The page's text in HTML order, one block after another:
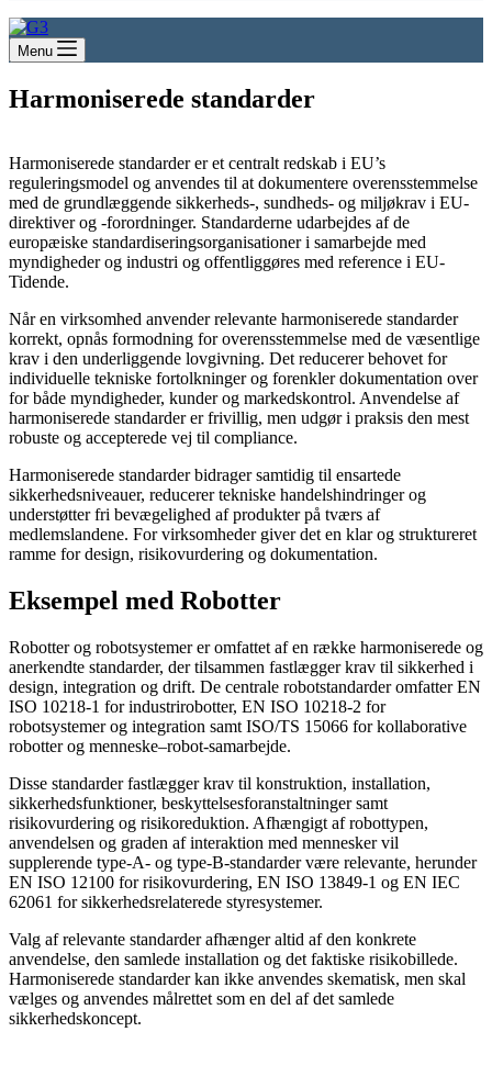
Menu
Harmoniserede standarder
Harmoniserede standarder er et centralt redskab i EU’s
reguleringsmodel og anvendes til at dokumentere overensstemmelse
med de grundlæggende sikkerheds-, sundheds- og miljøkrav i EU-
direktiver og -forordninger. Standarderne udarbejdes af de
europæiske standardiseringsorganisationer i samarbejde med
myndigheder og industri og offentliggøres med reference i EU-
Tidende.
Når en virksomhed anvender relevante harmoniserede standarder
korrekt, opnås formodning for overensstemmelse med de væsentlige
krav i den underliggende lovgivning. Det reducerer behovet for
individuelle tekniske fortolkninger og forenkler dokumentation over
for både myndigheder, kunder og markedskontrol. Anvendelse af
harmoniserede standarder er frivillig, men udgør i praksis den mest
robuste og accepterede vej til compliance.
Harmoniserede standarder bidrager samtidig til ensartede
sikkerhedsniveauer, reducerer tekniske handelshindringer og
understøtter fri bevægelighed af produkter på tværs af
medlemslandene. For virksomheder giver det en klar og struktureret
ramme for design, risikovurdering og dokumentation.
Eksempel med Robotter
Robotter og robotsystemer er omfattet af en række harmoniserede og
anerkendte standarder, der tilsammen fastlægger krav til sikkerhed i
design, integration og drift. De centrale robotstandarder omfatter EN
ISO 10218-1 for industrirobotter, EN ISO 10218-2 for
robotsystemer og integration samt ISO/TS 15066 for kollaborative
robotter og menneske–robot-samarbejde.
Disse standarder fastlægger krav til konstruktion, installation,
sikkerhedsfunktioner, beskyttelsesforanstaltninger samt
risikovurdering og risikoreduktion. Afhængigt af robottypen,
anvendelsen og graden af interaktion med mennesker vil
supplerende type-A- og type-B-standarder være relevante, herunder
EN ISO 12100 for risikovurdering, EN ISO 13849-1 og EN IEC
62061 for sikkerhedsrelaterede styresystemer.
Valg af relevante standarder afhænger altid af den konkrete
anvendelse, den samlede installation og det faktiske risikobillede.
Harmoniserede standarder kan ikke anvendes skematisk, men skal
vælges og anvendes målrettet som en del af det samlede
sikkerhedskoncept.